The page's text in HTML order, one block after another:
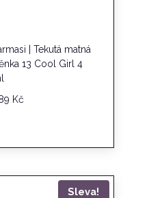
| Tekutá matná
13 Cool Girl 4
Kč
Sleva!